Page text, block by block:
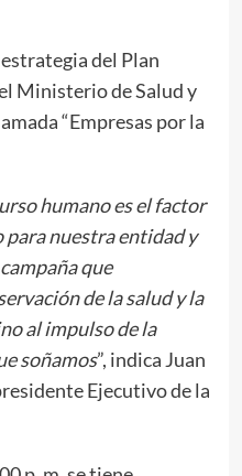
del Plan
Ministerio de Salud y
“Empresas por la
humano es el factor
nuestra entidad y
que
de la salud y la
al impulso de la
soñamos”, indica Juan
Ejecutivo de la